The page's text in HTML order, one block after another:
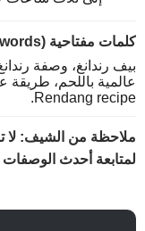
كلمات مفتاحية (Keywords)
بيف رندانغ، وصفة
Rendang recipe.
ملاحظة من الشيف: لا
لمتابعة أحدث الوصفات